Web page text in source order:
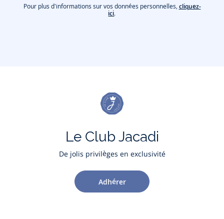
Pour plus d'informations sur vos données personnelles, cliquez-
ici.
Le Club Jacadi
De jolis privilèges en exclusivité
Adhérer